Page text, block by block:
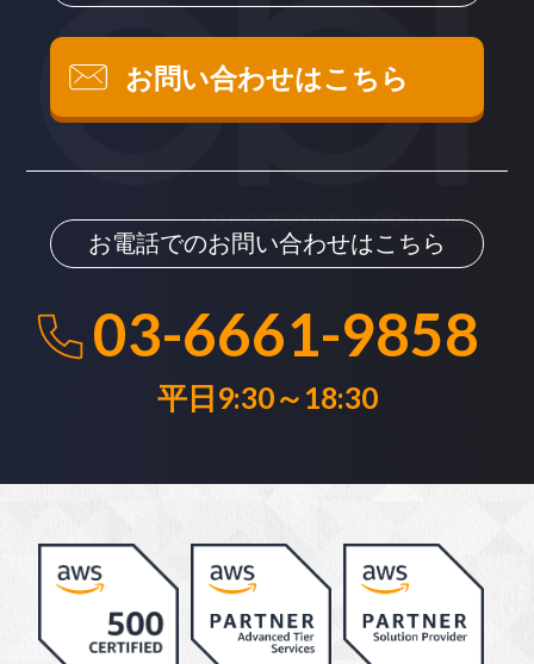
お問い合わせはこちら
お電話でのお問い合わせはこちら
03-6661-9858
平日9:30～18:30